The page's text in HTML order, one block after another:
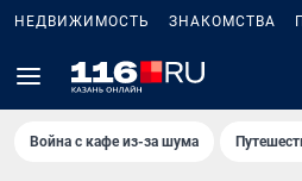
НЕДВИЖИМОСТЬ ЗНАКОМСТВА
Война с кафе из-за шума